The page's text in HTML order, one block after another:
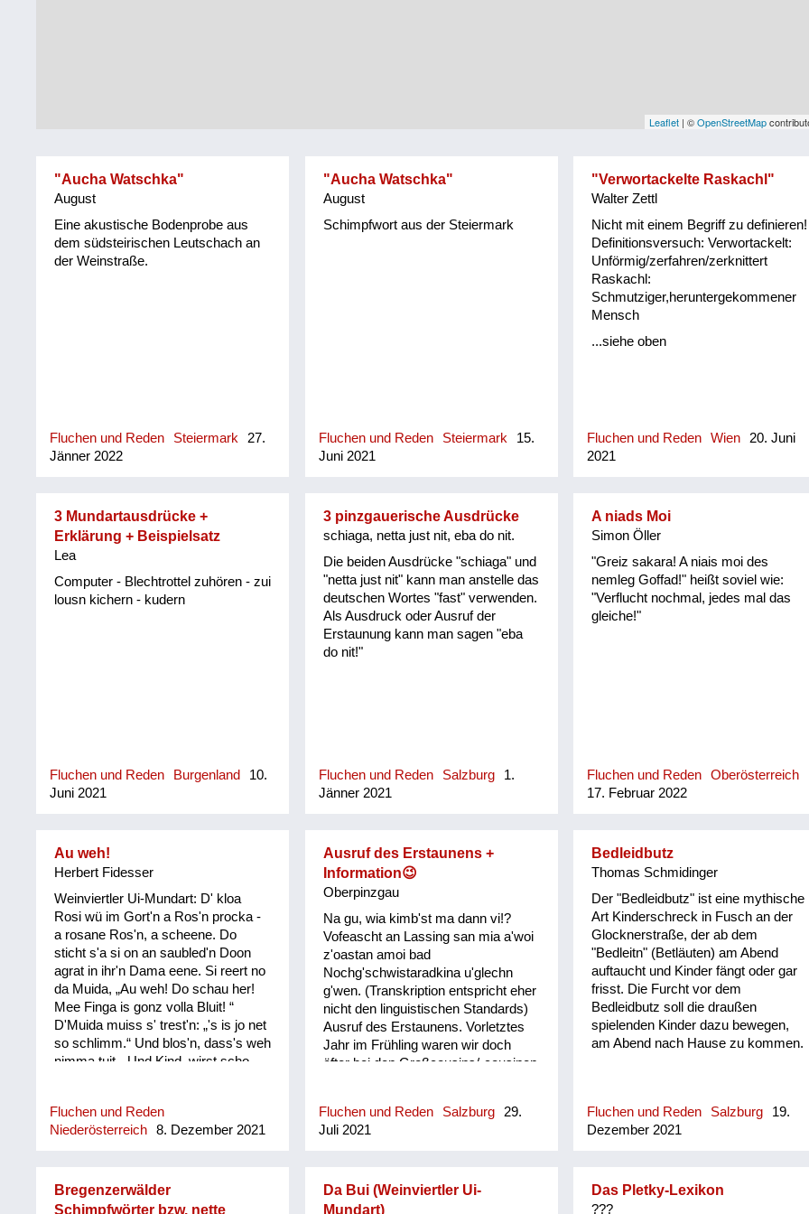
Leaflet | ©OpenStreetMap
"Aucha Watschka"
August
Eine akustische Bodenprobe aus
dem südsteirischen Leutschach an
der Weinstraße.
Fluchen und Reden Steiermark
27.
Jänner 2022
"Aucha Watschka"
August
Schimpfwort aus der Steiermark
Fluchen und Reden Steiermark
15.
Juni 2021
"Verwortackelte Raskachl"
Walter Zettl
Nicht mit einem Begriff zu definieren!
Definitionsversuch: Verwortackelt:
Unförmig/zerfahren/zerknittert
Raskachl:
Schmutziger,heruntergekommener
Mensch
...siehe oben
Fluchen und Reden Wien
20. Juni
2021
3 Mundartausdrücke +
Erklärung + Beispielsatz
Lea
Computer - Blechtrottel zuhören - zui
lousn kichern - kudern
Fluchen und Reden Burgenland
10.
Juni 2021
3 pinzgauerische Ausdrücke
schiaga, netta just nit, eba do nit.
Die beiden Ausdrücke "schiaga" und
"netta just nit" kann man anstelle das
deutschen Wortes "fast" verwenden.
Als Ausdruck oder Ausruf der
Erstaunung kann man sagen "eba
do nit!"
Fluchen und Reden Salzburg
1.
Jänner 2021
A niads Moi
Simon Öller
"Greiz sakara! A niais moi des
nemleg Goffad!" heißt soviel wie:
"Verflucht nochmal, jedes mal das
gleiche!"
Fluchen und Reden
Oberösterreich
17. Februar 2022
Au weh!
Herbert Fidesser
Weinviertler Ui-Mundart: D' kloa
Rosi wü im Gort'n a Ros'n procka -
a rosane Ros'n, a scheene. Do
sticht s'a si on an saubled'n Doon
agrat in ihr'n Dama eene. Si reert no
da Muida, „Au weh! Do schau her!
Mee Finga is gonz volla Bluit! “
D'Muida muiss s' trest'n: „'s is jo net
so schlimm.“ Und blos'n, dass's weh
nimma tuit. „Und Kind, wirst scho
Rosi erscht recht o ins Plaz'n: "Und
wonn… und wonn… und wonn…
Fluchen und Reden
Niederösterreich
8. Dezember 2021
Ausruf des Erstaunens +
Information😉
Oberpinzgau
Na gu, wia kimb'st ma dann vi!?
Vofeascht an Lassing san mia a'woi
z'oastan amoi bad
Nochg'schwistaradkina u'glechn
g'wen. (Transkription entspricht eher
nicht den linguistischen Standards)
Ausruf des Erstaunens. Vorletztes
Jahr im Frühling waren wir doch
öfter bei den Großcousins/-cousinen
sondern, dass man dort zu tun hatte
bzw. die dortige Anwesenheit einen
Fluchen und Reden Salzburg
29.
Juli 2021
Bedleidbutz
Thomas Schmidinger
Der "Bedleidbutz" ist eine mythische
Art Kinderschreck in Fusch an der
Glocknerstraße, der ab dem
"Bedleitn" (Betläuten) am Abend
auftaucht und Kinder fängt oder gar
frisst. Die Furcht vor dem
Bedleidbutz soll die draußen
spielenden Kinder dazu bewegen,
am Abend nach Hause zu kommen.
Fluchen und Reden Salzburg
19.
Dezember 2021
Bregenzerwälder
Schimpfwörter bzw. nette
Da Bui (Weinviertler Ui-
Mundart)
Das Pletky-Lexikon
???